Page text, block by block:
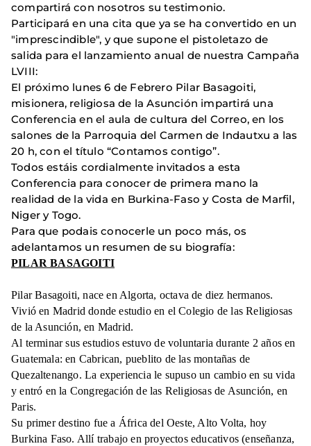
compartirá con nosotros su testimonio.
Participará en una cita que ya se ha convertido en un
"imprescindible", y que supone el pistoletazo de
salida para el lanzamiento anual de nuestra Campaña
LVIII:
El próximo lunes 6 de Febrero Pilar Basagoiti,
misionera, religiosa de la Asunción impartirá una
Conferencia en el aula de cultura del Correo, en los
salones de la Parroquia del Carmen de Indautxu a las
20 h, con el título “Contamos contigo”.
Todos estáis cordialmente invitados a esta
Conferencia para conocer de primera mano la
realidad de la vida en Burkina-Faso y Costa de Marfil,
Niger y Togo.
Para que podais conocerle un poco más, os
adelantamos un resumen de su biografía:
PILAR BASAGOITI
Pilar Basagoiti, nace en Algorta, octava de diez hermanos.
Vivió en Madrid donde estudio en el Colegio de las Religiosas
de la Asunción, en Madrid.
Al terminar sus estudios estuvo de voluntaria durante 2 años en
Guatemala: en Cabrican, pueblito de las montañas de
Quezaltenango. La experiencia le supuso un cambio en su vida
y entró en la Congregación de las Religiosas de Asunción, en
Paris.
Su primer destino fue a África del Oeste, Alto Volta, hoy
Burkina Faso. Allí trabajo en proyectos educativos (enseñanza,